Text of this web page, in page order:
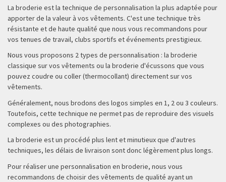
La broderie est la technique de personnalisation la plus adaptée pour
apporter de la valeur à vos vêtements. C'est une technique très
résistante et de haute qualité que nous vous recommandons pour
vos tenues de travail, clubs sportifs et événements prestigieux.
Nous vous proposons 2 types de personnalisation : la broderie
classique sur vos vêtements ou la broderie d'écussons que vous
pouvez coudre ou coller (thermocollant) directement sur vos
vêtements.
Généralement, nous brodons des logos simples en 1, 2 ou 3 couleurs.
Toutefois, cette technique ne permet pas de reproduire des visuels
complexes ou des photographies.
La broderie est un procédé plus lent et minutieux que d'autres
techniques, les délais de livraison sont donc légèrement plus longs.
Pour réaliser une personnalisation en broderie, nous vous
recommandons de choisir des vêtements de qualité ayant un